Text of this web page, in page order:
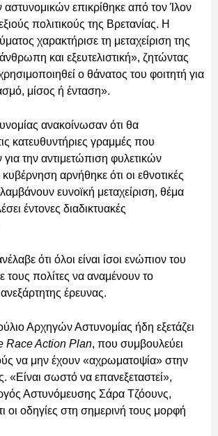
επικρίθηκε από τον Ίλον
πολιτικούς της Βρετανίας. Η
χαρακτήρισε τη μεταχείριση της
και εξευτελιστική», ζητώντας
ο θάνατος του φοιτητή για
μίσος ή ένταση».
ανακοίνωσαν ότι θα
κατευθυντήριες γραμμές που
την αντιμετώπιση φυλετικών
αρνήθηκε ότι οι εθνοτικές
ευνοϊκή μεταχείριση, θέμα
έντονες διαδικτυακές
ότι όλοι είναι ίσοι ενώπιον του
τους πολίτες να αναμένουν το
έρευνας.
Αρχηγών Αστυνομίας ήδη εξετάζει
Race Action Plan, που συμβουλεύει
να μην έχουν «αχρωματοψία» στην
«Είναι σωστό να επανεξεταστεί»,
Αστυνόμευσης Σάρα Τζόουνς,
οι οδηγίες στη σημερινή τους μορφή